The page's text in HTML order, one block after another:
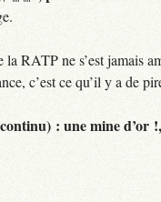
RATP ne s’est jamais
c’est ce qu’il y a de
: une mine d’or